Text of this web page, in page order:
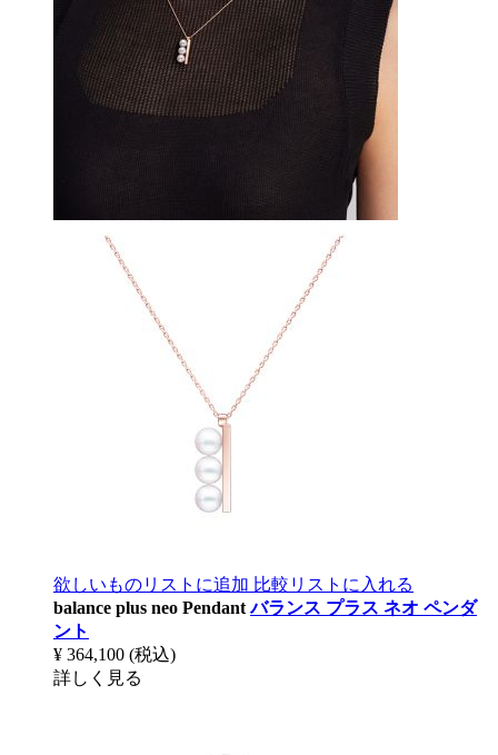
欲しいものリストに追加 比較リストに入れる
balance plus neo Pendant バランス プラス ネオ ペンダ
ント
¥ 364,100 (税込)
詳しく見る